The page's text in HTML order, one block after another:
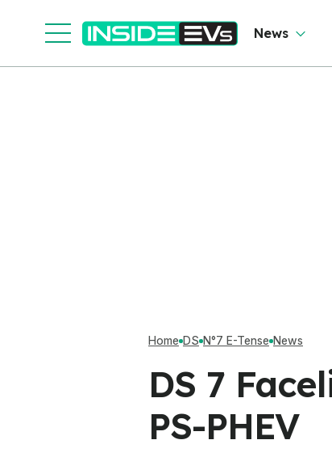
News
Home DS N°7 E-Tense News
DS 7
PS-PHEV